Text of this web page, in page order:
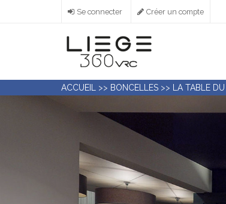
Se connecter Créer un compte
ACCUEIL >> BONCELLES >> LA TABLE